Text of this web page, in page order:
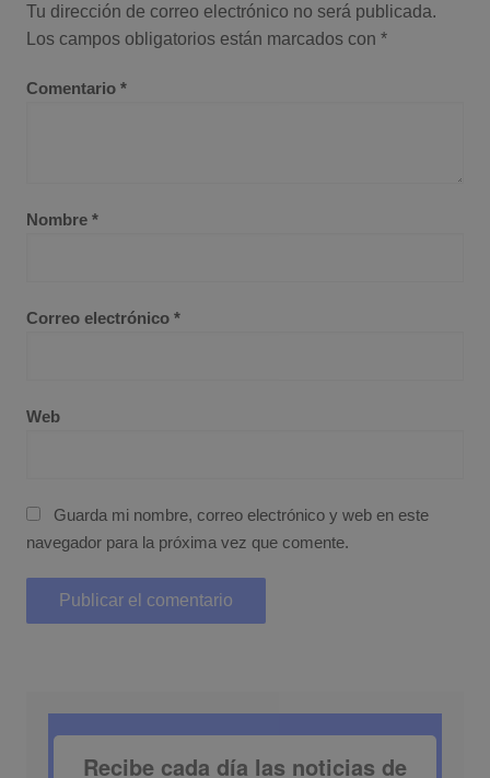
Tu dirección de correo electrónico no será publicada.
Los campos obligatorios están marcados con *
Comentario *
Nombre *
Correo electrónico *
Web
Guarda mi nombre, correo electrónico y web en este
navegador para la próxima vez que comente.